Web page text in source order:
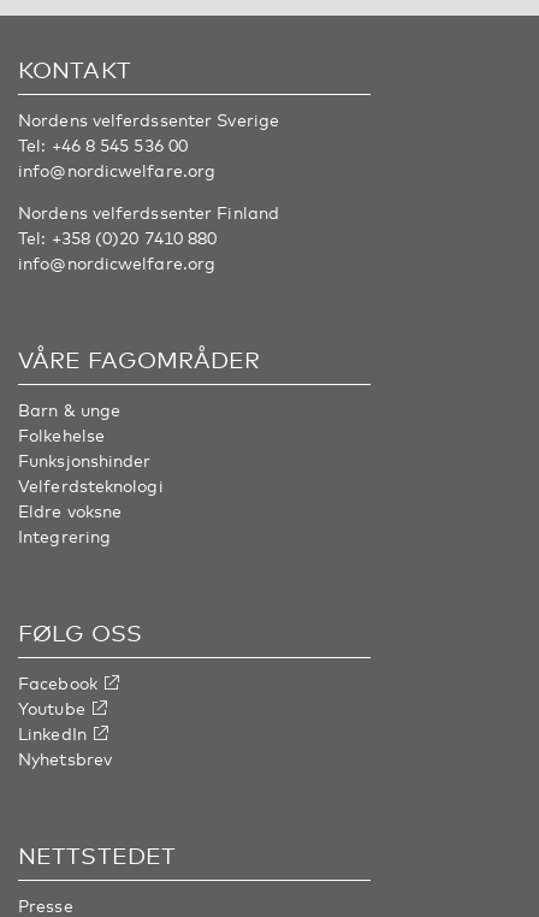
KONTAKT
Nordens velferdssenter Sverige
Tel: +46 8 545 536 00
info@nordicwelfare.org
Nordens velferdssenter Finland
Tel: +358 (0)20 7410 880
info@nordicwelfare.org
VÅRE FAGOMRÅDER
Barn & unge
Folkehelse
Funksjonshinder
Velferdsteknologi
Eldre voksne
Integrering
FØLG OSS
Facebook
Youtube
LinkedIn
Nyhetsbrev
NETTSTEDET
Presse